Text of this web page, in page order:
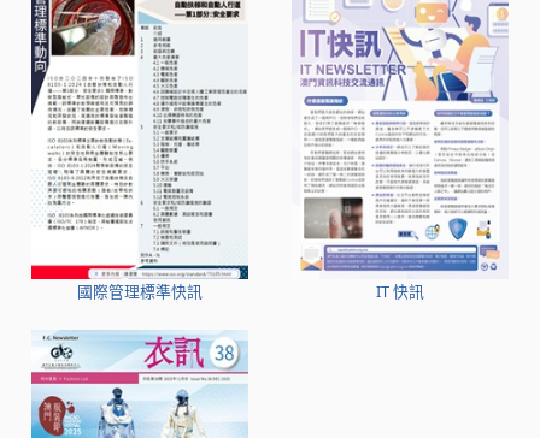
國際管理標準快訊 IT 快訊